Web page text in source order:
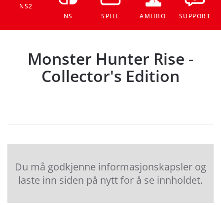
NS2
NS
SPILL AMIIBO SUPPORT
Monster Hunter Rise -
Collector's Edition
Du må godkjenne informasjonskapsler og
laste inn siden på nytt for å se innholdet.